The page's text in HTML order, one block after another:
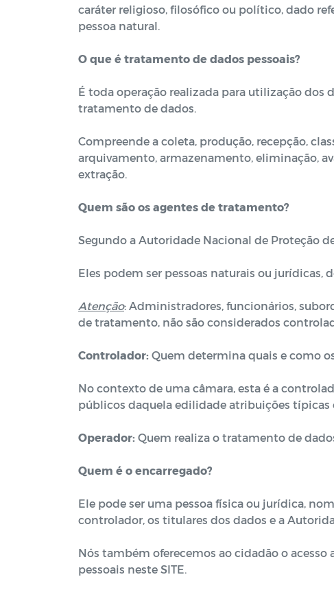
caráter religioso, filosófico ou político, dado
pessoa natural.
O que é tratamento de dados pessoais?
É toda operação realizada para utilização dos
tratamento de dados.
Compreende a coleta, produção, recepção,
arquivamento, armazenamento, eliminação,
extração.
Quem são os agentes de tratamento?
Segundo a Autoridade Nacional de Proteção
Eles podem ser pessoas naturais ou jurídicas,
Atenção: Administradores, funcionários,
de tratamento, não são considerados
Controlador: Quem determina quais e como
No contexto de uma câmara, esta é a
públicos daquela edilidade atribuições típicas
Operador: Quem realiza o tratamento de
Quem é o encarregado?
Ele pode ser uma pessoa física ou jurídica,
controlador, os titulares dos dados e a
Nós também oferecemos ao cidadão o acesso
pessoais neste SITE.